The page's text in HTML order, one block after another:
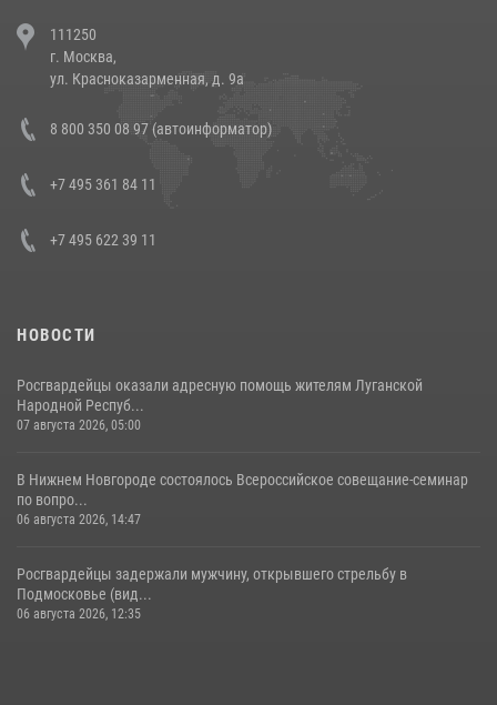
напавших на бригаду скорой помощи (видео)
14 июля 2026, 12:20
В Росгвардии прошла военно-научная конференция по обобщению
боевого опыта
111250
г. Москва,
ул. Красноказарменная, д. 9а
8 800 350 08 97 (автоинформатор)
+7 495 361 84 11
+7 495 622 39 11
НОВОСТИ
Росгвардейцы оказали адресную помощь жителям Луганской
Народной Респуб...
07 августа 2026, 05:00
В Нижнем Новгороде состоялось Всероссийское совещание-семинар
по вопро...
06 августа 2026, 14:47
Росгвардейцы задержали мужчину, открывшего стрельбу в
Подмосковье (вид...
06 августа 2026, 12:35